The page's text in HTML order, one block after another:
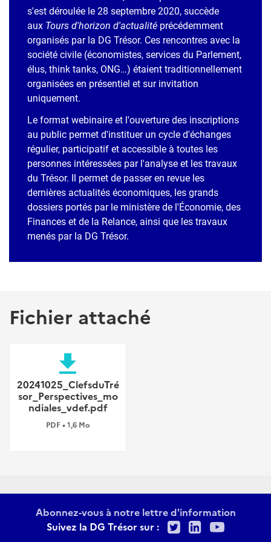
s'est déroulée le 28 septembre 2020, succède
aux Tours d'horizon d'actualité précédemment
organisés par la DG Trésor. Ces rencontres avec la
société civile (économistes, services du Parlement,
élus, think tanks, ONG…) étaient traditionnellement
organisées en présentiel et sur invitation
uniquement.
Le format webinaire et l'ouverture des inscriptions
au public permet d'instituer un cycle d'échanges
régulier, participatif et accessible à toutes les
personnes intéressées par l'analyse et les travaux
du Trésor. Il permet de passer en revue les
dernières actualités économiques, les grands
dossiers portés par le ministère de l'Économie, des
Finances et de la Relance, ainsi que les travaux
menés par la DG Trésor.
Fichier attaché
file_download
20241025_ClefsduTré
sor_Perspectives_mo
ndiales_vdef.pdf
PDF • 1,6 Mo
Abonnez-vous à notre lettre d'information
Suivez la DG Trésor sur :
TwitterLinkedIn